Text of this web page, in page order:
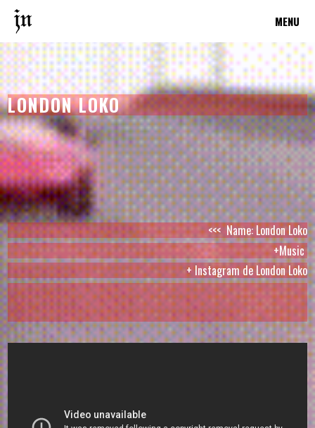
MENU
LONDON LOKO
<<< Name: London Loko
+Music
+Instagram de London Loko